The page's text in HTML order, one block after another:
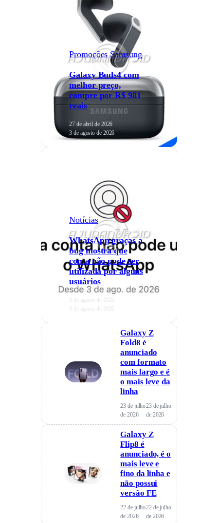
Promoções Samsung
Galaxy Buds4 com
melhor preço,
compre por R$ 981
reais
27 de abril de 2026
3 de agosto de 2026
Notícias
WhatsApp graças a
bug mostra que
conta não pode ser
utilizada por alguns
usuários
3 de agosto de 2026
3 de agosto de 2026
Galaxy Z
Fold8 é
anunciado
com formato
mais largo e é
o mais leve da
linha
23 de julho
de 2026
23 de julho
de 2026
Galaxy Z
Flip8 é
anunciado, é o
mais leve e
fino da linha e
não possui
versão FE
22 de julho
de 2026
22 de julho
de 2026